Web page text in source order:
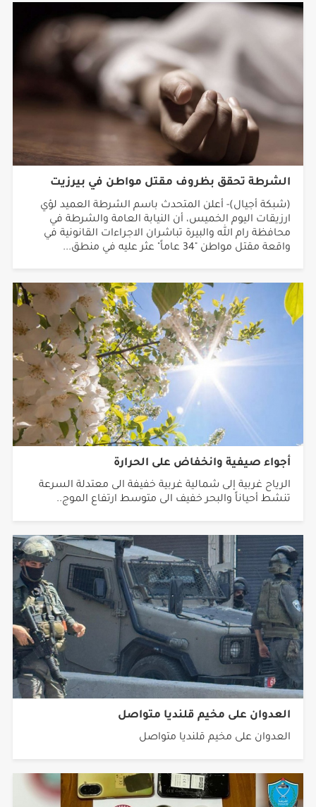
الشرطة تحقق بظروف مقتل مواطن في بيرزيت
(شبكة أجيال)- أعلن المتحدث باسم الشرطة العميد لؤي
ارزيقات اليوم الخميس، أن النيابة العامة والشرطة في
محافظة رام الله والبيرة تباشران الاجراءات القانونية في
واقعة مقتل مواطن "34 عاماً" عثر عليه في منطق...
أجواء صيفية وانخفاض على الحرارة
الرياح غربية إلى شمالية غربية خفيفة الى معتدلة السرعة
تنشط أحياناً والبحر خفيف الى متوسط ارتفاع الموج..
العدوان على مخيم قلنديا متواصل
العدوان على مخيم قلنديا متواصل